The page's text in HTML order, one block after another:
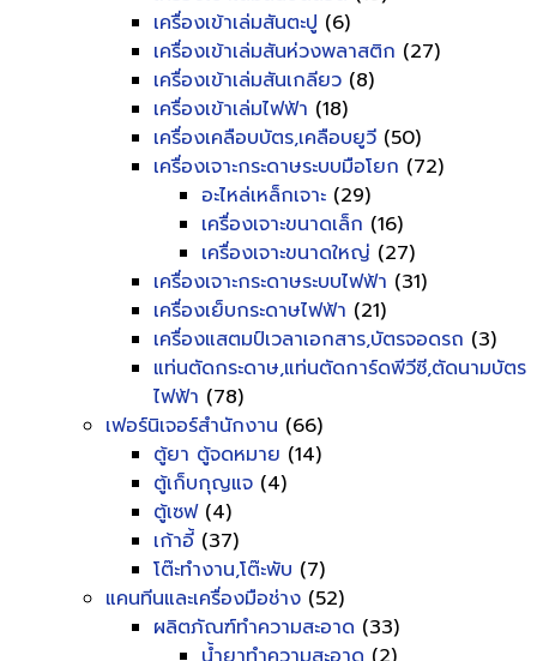
เครื่องเข้าเล่มสันตะปู (6)
เครื่องเข้าเล่มสันห่วงพลาสติก (27)
เครื่องเข้าเล่มสันเกลียว (8)
เครื่องเข้าเล่มไฟฟ้า (18)
เครื่องเคลือบบัตร,เคลือบยูวี (50)
เครื่องเจาะกระดาษระบบมือโยก (72)
อะไหล่เหล็กเจาะ (29)
เครื่องเจาะขนาดเล็ก (16)
เครื่องเจาะขนาดใหญ่ (27)
เครื่องเจาะกระดาษระบบไฟฟ้า (31)
เครื่องเย็บกระดาษไฟฟ้า (21)
เครื่องแสตมป์เวลาเอกสาร,บัตรจอดรถ (3)
แท่นตัดกระดาษ,แท่นตัดการ์ดพีวีซี,ตัดนามบัตร
ไฟฟ้า (78)
เฟอร์นิเจอร์สำนักงาน (66)
ตู้ยา ตู้จดหมาย (14)
ตู้เก็บกุญแจ (4)
ตู้เซฟ(4)
เก้าอี้ (37)
โต๊ะทำงาน,โต๊ะพับ (7)
แคนทีนและเครื่องมือช่าง (52)
ผลิตภัณฑ์ทำความสะอาด (33)